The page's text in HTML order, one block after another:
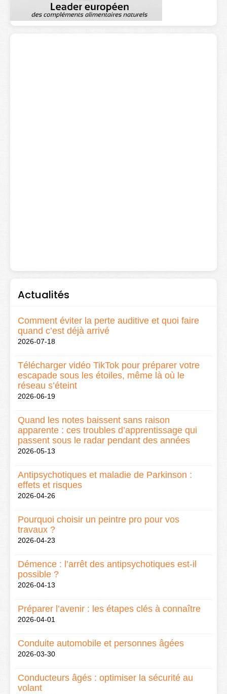
Actualités
Comment éviter la perte auditive et quoi faire
quand c’est déjà arrivé
2026-07-18
Télécharger vidéo TikTok pour préparer votre
escapade sous les étoiles, même là où le
réseau s’éteint
2026-06-19
Quand les notes baissent sans raison
apparente : ces troubles d’apprentissage qui
passent sous le radar pendant des années
2026-05-13
Antipsychotiques et maladie de Parkinson :
effets et risques
2026-04-26
Pourquoi choisir un peintre pro pour vos
travaux ?
2026-04-23
Démence : l’arrêt des antipsychotiques est-il
possible ?
2026-04-13
Préparer l’avenir : les étapes clés à connaître
2026-04-01
Conduite automobile et personnes âgées
2026-03-30
Conducteurs âgés : optimiser la sécurité au
volant